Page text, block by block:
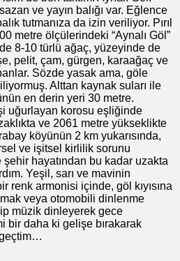
ve yayın balığı var. Eğlence
tutmanıza da izin veriliyor. Pırıl
metre ölçülerindeki “Aynalı Göl”
8-10 türlü ağaç, yüzeyinde de
pelit, çam, gürgen, karaağaç ve
Sözde yasak ama, göle
Alttan kaynak suları ile
en derin yeri 30 metre.
uğurlayan korosu eşliğinde
ve 2061 metre yükseklikte
köyünün 2 km yukarısında,
ve işitsel kirlilik sorunu
hayatından bu kadar uzakta
Yeşil, sarı ve mavinin
renk armonisi içinde, göl kıyısına
veya otomobili dinlenme
müzik dinleyerek gece
bir daha ki gelişe bırakarak